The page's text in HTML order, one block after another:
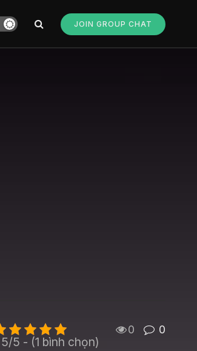
JOIN GROUP CHAT
5/5 - (1 bình chọn)
0 0